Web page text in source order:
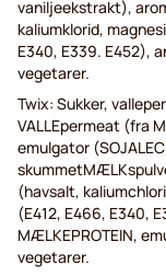
vaniljeekstrakt),
kaliumklorid,
E340, E339. E452),
vegetarer.
Twix: Sukker,
VALLEpermeat (fra
emulgator
(havsalt,
(E412, E466, E340,
MÆLKEPROTEIN,
vegetarer.